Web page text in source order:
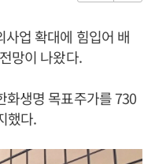
업 확대에 힘입어 배
망이 나왔다.
화생명 목표주가를 730
했다.